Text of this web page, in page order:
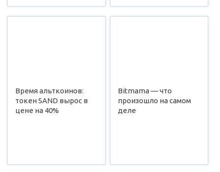
Время альткоинов:
токен SAND вырос в
цене на 40%
Bitmama — что
произошло на самом
деле